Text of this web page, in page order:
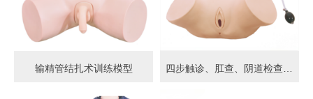
输精管结扎术训练模型